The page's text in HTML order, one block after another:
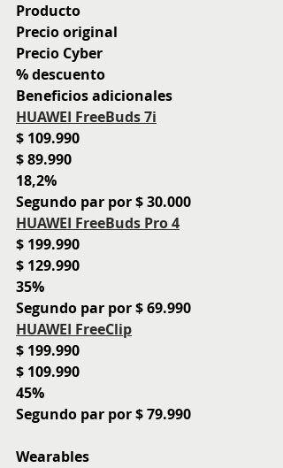
Producto
Precio original
Precio Cyber
% descuento
Beneficios adicionales
HUAWEI FreeBuds 7i
$ 109.990
$ 89.990
18,2%
Segundo par por $ 30.000
HUAWEI FreeBuds Pro 4
$ 199.990
$ 129.990
35%
Segundo par por $ 69.990
HUAWEI FreeClip
$ 199.990
$ 109.990
45%
Segundo par por $ 79.990
Wearables